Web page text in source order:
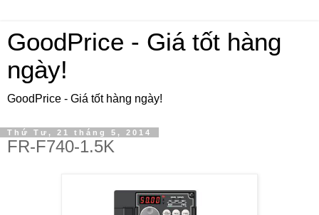
GoodPrice - Giá tốt hàng
ngày!
GoodPrice - Giá tốt hàng ngày!
Thứ Tư, 21 tháng 5, 2014
FR-F740-1.5K